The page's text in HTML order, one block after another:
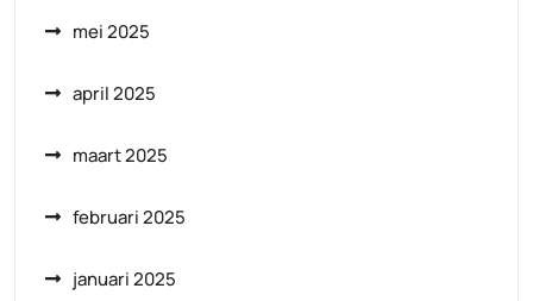
mei 2025
april 2025
maart 2025
februari 2025
januari 2025